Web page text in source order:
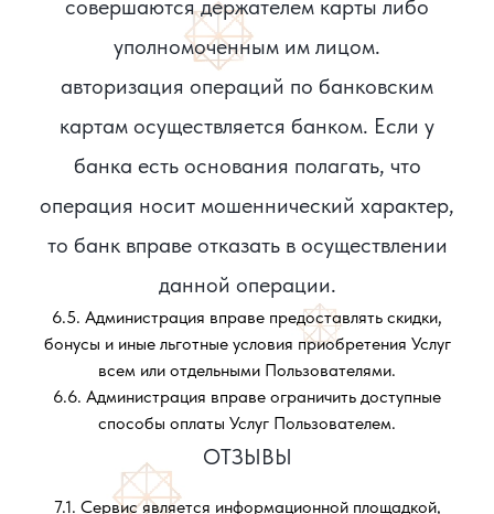
совершаются держателем карты либо
уполномоченным им лицом.
авторизация операций по банковским
картам осуществляется банком. Если у
банка есть основания полагать, что
операция носит мошеннический характер,
то банк вправе отказать в осуществлении
данной операции.
6.5. Администрация вправе предоставлять скидки,
бонусы и иные льготные условия приобретения Услуг
всем или отдельными Пользователями.
6.6. Администрация вправе ограничить доступные
способы оплаты Услуг Пользователем.
ОТЗЫВЫ
7.1. Сервис является информационной площадкой,